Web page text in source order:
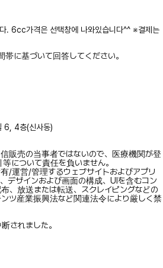
. 6cc가격은 선택창에 나와있습니다^^ ※결제는
帯に基づいて回答してください。
6, 4층(신사동)
販売の当事者ではないので、医療機関が登
について責任を負いません。
/運営/管理するウェブサイトおよびアプリ
デザインおよび画面の構成、UIを含むコン
、放送または転送、スクレイピングなどの
ツ産業振興法など関連法令により厳しく禁
されました。